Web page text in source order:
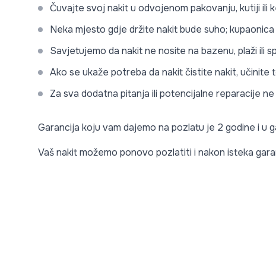
Čuvajte svoj nakit u odvojenom pakovanju, kutiji ili
Neka mjesto gdje držite nakit bude suho;
Savjetujemo da nakit ne nosite na bazenu, plaži ili
Ako se ukaže potreba da nakit čistite nakit, učinite
Za sva dodatna pitanja ili potencijalne reparacije
Garancija koju vam dajemo na pozlatu je 2 godine i
Vaš nakit možemo ponovo pozlatiti i nakon isteka